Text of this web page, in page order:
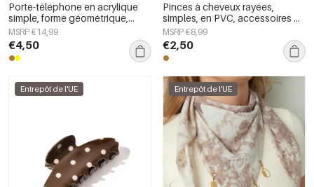
Porte-téléphone en acrylique
simple, forme géométrique,
accessoire du quotidien
MSRP €14,99
€4,50
Pinces à cheveux rayées,
simples, en PVC, accessoires du
quotidien
MSRP €8,99
€2,50
Entrepôt de l'UE Entrepôt de l'UE